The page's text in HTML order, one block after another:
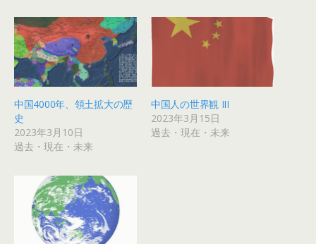
中国4000年、領土拡大の歴
史
2023年3月10日
過去・現在・未来
中国人の世界観 III
2023年3月15日
過去・現在・未来